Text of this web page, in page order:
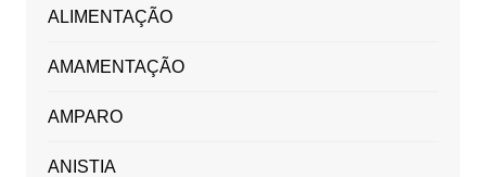
ALIMENTAÇÃO
AMAMENTAÇÃO
AMPARO
ANISTIA